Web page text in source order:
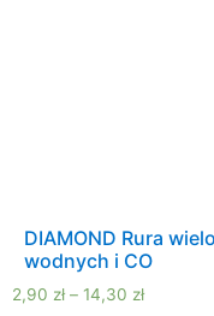
DIAMOND Rura
wodnych i CO
2,90 zł – 14,30 zł